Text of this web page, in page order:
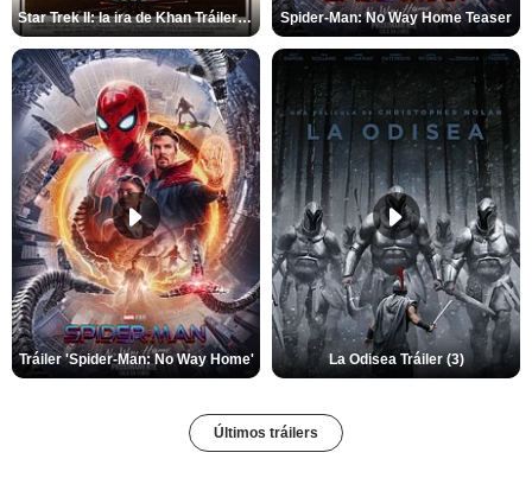
Star Trek II: la ira de Khan Tráiler VO Spider-Man: No Way Home Teaser
Tráiler 'Spider-Man: No Way Home' La Odisea Tráiler (3)
Últimos tráilers